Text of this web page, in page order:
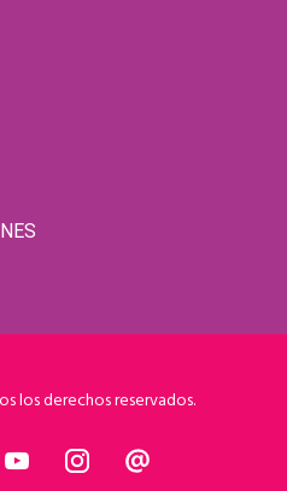
los derechos reservados.